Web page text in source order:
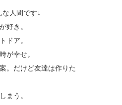
人間です↓
好き。
ドア。
が幸せ。
。だけど友達は作りた
まう。